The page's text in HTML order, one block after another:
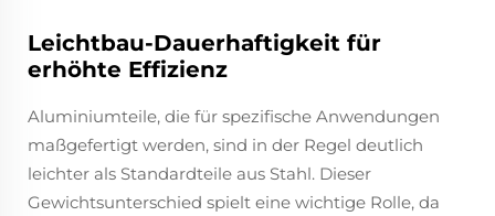
Leichtbau-Dauerhaftigkeit für
erhöhte Effizienz
Aluminiumteile, die für spezifische Anwendungen
maßgefertigt werden, sind in der Regel deutlich
leichter als Standardteile aus Stahl. Dieser
Gewichtsunterschied spielt eine wichtige Rolle, da